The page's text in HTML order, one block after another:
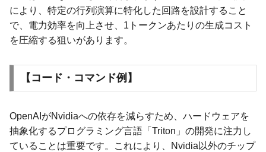
により、特定の行列演算に特化した回路を設計すること
で、電力効率を向上させ、1トークンあたりの生成コスト
を圧縮する狙いがあります。
【コード・コマンド例】
OpenAIがNvidiaへの依存を減らすため、ハードウェアを
抽象化するプログラミング言語「Triton」の開発に注力し
ていることは重要です。これにより、Nvidia以外のチップ